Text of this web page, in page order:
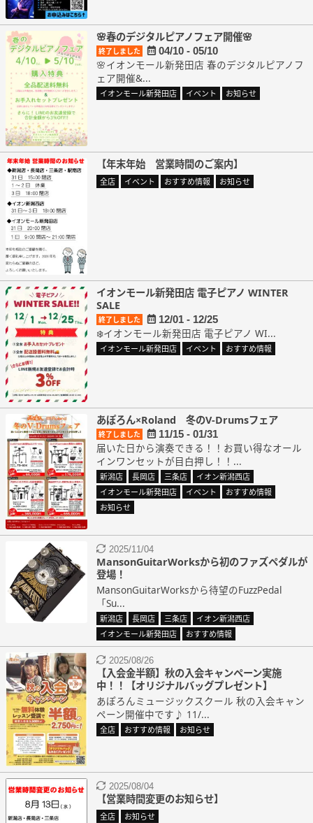
🌸春のデジタルピアノフェア開催🌸
終了しました 04/10 - 05/10
🌸イオンモール新発田店 春のデジタルピアノフ
ェア開催&...
イオンモール新発田店 イベント お知らせ
【年末年始 営業時間のご案内】
全店 イベント おすすめ情報 お知らせ
イオンモール新発田店 電子ピアノ WINTER
SALE
終了しました 12/01 - 12/25
❄️イオンモール新発田店 電子ピアノ WI...
イオンモール新発田店 イベント おすすめ情報
あぽろん×Roland 冬のV-Drumsフェア
終了しました 11/15 - 01/31
届いた日から演奏できる！！お買い得なオール
インワンセットが目白押し！！...
新潟店 長岡店 三条店
イオン新潟西店
イオンモール新発田店
イベント
おすすめ情報
お知らせ
2025/11/04
MansonGuitarWorksから初のファズペダルが
登場！
MansonGuitarWorksから待望のFuzzPedal
「Su...
新潟店 長岡店 三条店
イオン新潟西店
イオンモール新発田店
おすすめ情報
2025/08/26
【入会金半額】秋の入会キャンペーン実施
中！！【オリジナルバッグプレゼント】
あぽろんミュージックスクール 秋の入会キャン
ペーン開催中です♪ 11/...
全店 おすすめ情報 お知らせ
2025/08/04
【営業時間変更のお知らせ】
全店 お知らせ